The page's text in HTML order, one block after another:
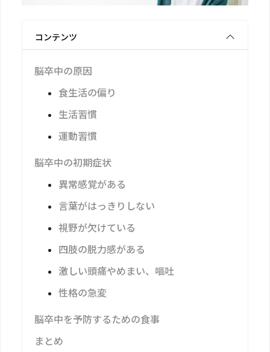
コンテンツ
脳卒中の原因
食生活の偏り
生活習慣
運動習慣
脳卒中の初期症状
異常感覚がある
言葉がはっきりしない
視野が欠けている
四肢の脱力感がある
激しい頭痛やめまい、嘔吐
性格の急変
脳卒中を予防するための食事
まとめ